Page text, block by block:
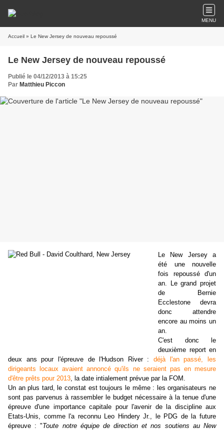
MENU
Accueil » Le New Jersey de nouveau repoussé
Le New Jersey de nouveau repoussé
Publié le 04/12/2013 à 15:25
Par Matthieu Piccon
Le New Jersey a
été une nouvelle
fois repoussé d'un
an. Le grand projet
de Bernie
Ecclestone devra
donc attendre
encore au moins un
an.
C'est donc le
deuxième report en
deux ans pour l'épreuve de l'Hudson River :déjà l'an passé, les
dirigeants locaux avaient annoncé qu'ils ne seraient pas en mesure
d'être prêts pour 2013, la date intialement prévue par la FOM.
Un an plus tard, le constat est toujours le même : les organisateurs ne
sont pas parvenus à rassembler le budget nécessaire à la tenue d'une
épreuve d'une importance capitale pour l'avenir de la discipline aux
Etats-Unis, comme l'a reconnu Leo Hindery Jr., le PDG de la future
épreuve : "Toute notre équipe de direction et nos soutiens au New